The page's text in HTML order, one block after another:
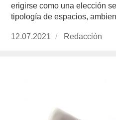
erigirse como una elección
tipología de espacios,
Publicado
12.07.2021 https://
Redacción